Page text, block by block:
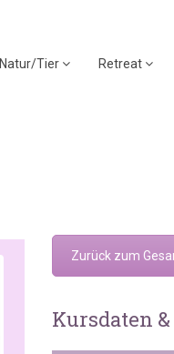
Natur/Tier Retreat
Zurück zum
Kursdaten